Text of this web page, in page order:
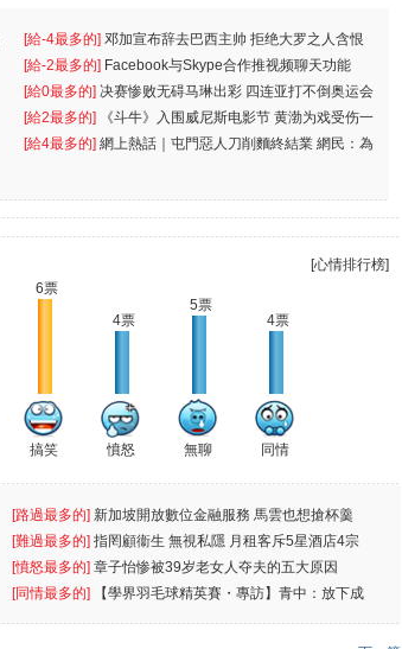
[給-4最多的] 邓加宣布辞去巴西主帅 拒绝大罗之人含恨
离
[給-2最多的] Facebook与Skype合作推视频聊天功能
[給0最多的] 决赛惨败无碍马琳出彩 四连亚打不倒奥运会
[給2最多的]
《斗牛》入围威尼斯电影节 黄渤为戏受伤一
[給4最多的] 網上熱話｜屯門惡人刀削麵終結業 網民：為
[心情排行榜]
6票
搞笑
4票
憤怒
5票
無聊
4票
同情
[路過最多的] 新加坡開放數位金融服務 馬雲也想搶杯羹
[難過最多的] 指罔顧衞生 無視私隱 月租客斥5星酒店4宗
罪
[憤怒最多的] 章子怡惨被39岁老女人夺夫的五大原因
[同情最多的]
【學界羽毛球精英賽・專訪】青中：放下成
敗